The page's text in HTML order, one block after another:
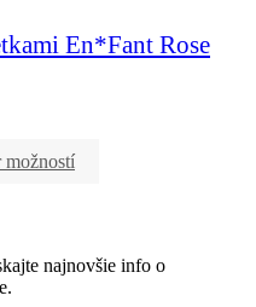
En*Fant Rose
najnovšie info o